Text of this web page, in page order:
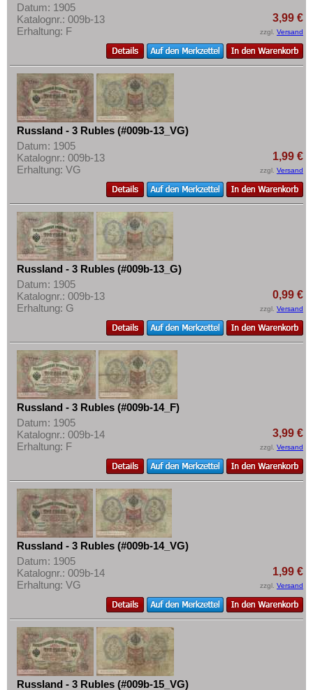
Datum: 1905
Katalognr.: 009b-13
Erhaltung: F
3,99 €
zzgl. Versand
Russland - 3 Rubles (#009b-13_VG)
Datum: 1905
Katalognr.: 009b-13
Erhaltung: VG
1,99 €
zzgl. Versand
Russland - 3 Rubles (#009b-13_G)
Datum: 1905
Katalognr.: 009b-13
Erhaltung: G
0,99 €
zzgl. Versand
Russland - 3 Rubles (#009b-14_F)
Datum: 1905
Katalognr.: 009b-14
Erhaltung: F
3,99 €
zzgl. Versand
Russland - 3 Rubles (#009b-14_VG)
Datum: 1905
Katalognr.: 009b-14
Erhaltung: VG
1,99 €
zzgl. Versand
Russland - 3 Rubles (#009b-15_VG)